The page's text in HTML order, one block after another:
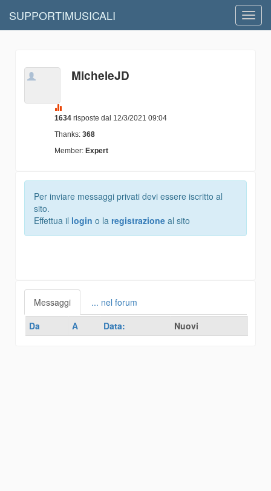
SUPPORTIMUSICALI
MicheleJD
1634 risposte dal 12/3/2021 09:04
Thanks: 368
Member: Expert
Per inviare messaggi privati devi essere iscritto al
sito.
Effettua il login o la registrazione al sito
Messaggi
... nel forum
Da
A Data: Nuovi